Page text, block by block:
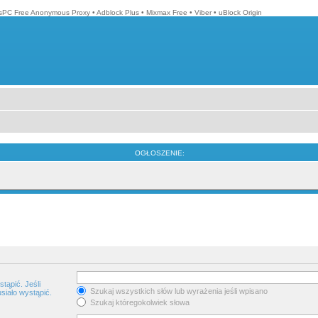
Free Anonymous Proxy • Adblock Plus • Mixmax Free • Viber • uBlock Origin
OGŁOSZENIE:
Jeśli
wystąpić.
Szukaj wszystkich słów lub wyrażenia jeśli wpisano
Szukaj któregokolwiek słowa